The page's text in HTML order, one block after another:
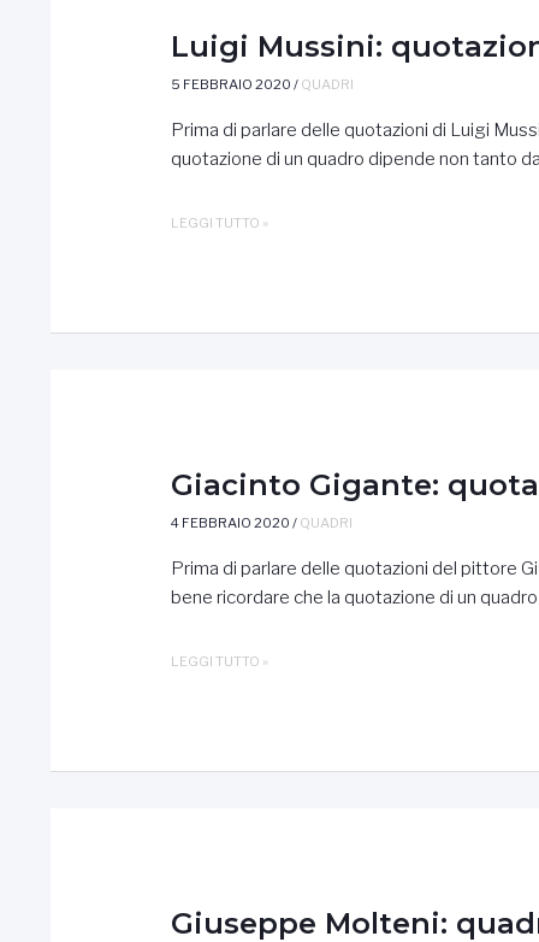
Luigi Mussini:
5 FEBBRAIO 2020 / QUADRI
Prima di parlare delle quotazioni di Luigi
quotazione di un quadro dipende non tanto
LUIGI
LEGGI TUTTO »
Giacinto Gigante:
4 FEBBRAIO 2020 / QUADRI
Prima di parlare delle quotazioni del pittore
bene ricordare che la quotazione di un
GIACINTO
LEGGI TUTTO »
Giuseppe Molteni: